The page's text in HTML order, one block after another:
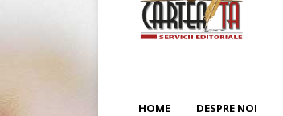
HOME DESPRE NOI